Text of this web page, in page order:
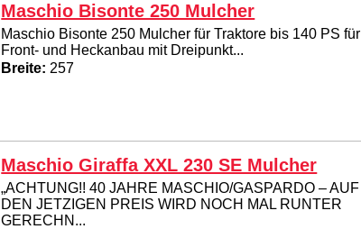
Maschio Bisonte 250 Mulcher
Maschio Bisonte 250 Mulcher für Traktore bis 140 PS für
Front- und Heckanbau mit Dreipunkt...
Breite: 257
Maschio Giraffa XXL 230 SE Mulcher
„ACHTUNG!! 40 JAHRE MASCHIO/GASPARDO – AUF
DEN JETZIGEN PREIS WIRD NOCH MAL RUNTER
GERECHN...